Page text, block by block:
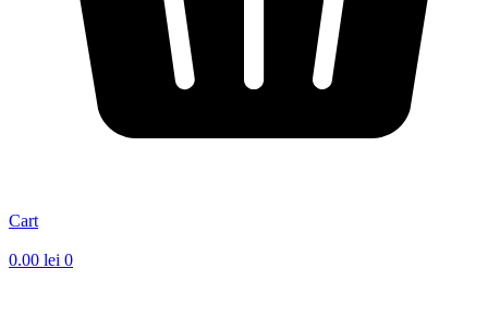
Cart
0.00 lei 0